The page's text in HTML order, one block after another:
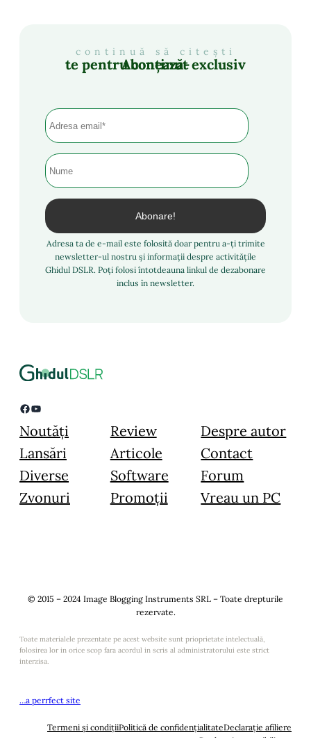
continuă să citești
Abonează-te pentru conținut exclusiv
Adresa ta de e-mail este folosită doar pentru a-ți trimite
newsletter-ul nostru și informații despre activitățile
Ghidul DSLR. Poți folosi întotdeauna linkul de dezabonare
inclus în newsletter.
Facebook YouTube
Noutăți
Lansări
Diverse
Zvonuri
Review
Articole
Software
Promoții
Despre autor
Contact
Forum
Vreau un PC
© 2015 – 2024 Image Blogging Instruments SRL – Toate drepturile
rezervate.
Toate materialele prezentate pe acest website sunt prioprietate intelectuală,
folosirea lor in orice scop fara acordul in scris al administratorului este strict
interzisa.
…a perrfect site
Termeni și condițiiPolitică de confidențialitateDeclarație afiliere